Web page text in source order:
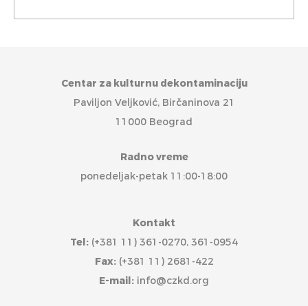
Centar za kulturnu dekontaminaciju
Paviljon Veljković, Birčaninova 21
11000 Beograd
Radno vreme
ponedeljak-petak 11:00-18:00
Kontakt
Tel: (+381 11) 361-0270, 361-0954
Fax:(+381 11) 2681-422
E-mail: info@czkd.org